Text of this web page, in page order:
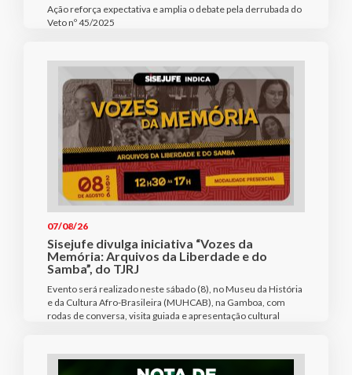
Ação reforça expectativa e amplia o debate pela derrubada do
Veto nº 45/2025
07/08/26
Sisejufe divulga iniciativa “Vozes da
Memória: Arquivos da Liberdade e do
Samba”, do TJRJ
Evento será realizado neste sábado (8), no Museu da História
e da Cultura Afro-Brasileira (MUHCAB), na Gamboa, com
rodas de conversa, visita guiada e apresentação cultural